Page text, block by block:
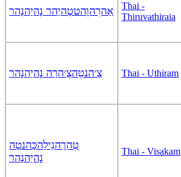
אַהרִהוָהטטָהיַהר נָהיַהנָהר
Thai -
Thiruvathiraia
צַ׳הנטֵהצֻ׳הרַה נָהיַהנָהר Thai - Uthiram
טִהרֻהנִילַהכַּהנטַה
נָהיַהנָהר
Thai - Visakam